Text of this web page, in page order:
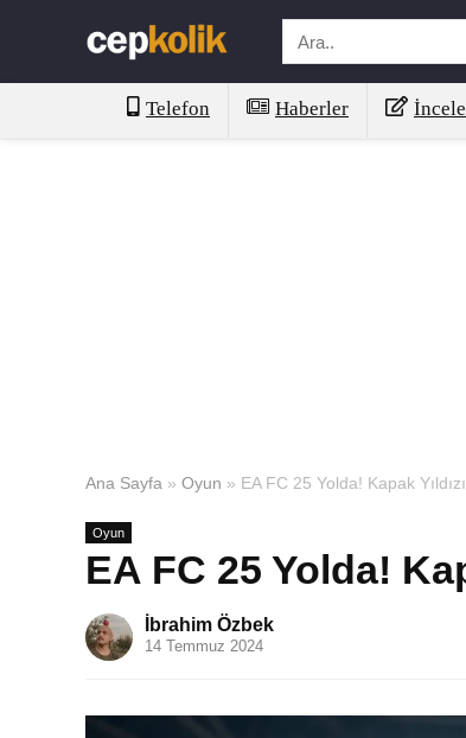
Telefon Haberler
Ana Sayfa » Oyun » EA FC 25 Yolda! Kapak
Oyun
EA FC 25 Yolda!
İbrahim Özbek
14 Temmuz 2024